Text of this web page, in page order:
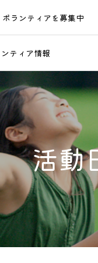
ティア情報
ランティアを募集中
活動